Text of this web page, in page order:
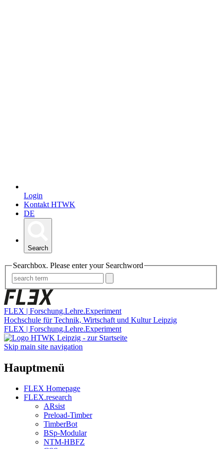
Login
Kontakt HTWK
DE
Search
Searchbox. Please enter your Searchword
FLEX | Forschung.Lehre.Experiment
Hochschule für Technik, Wirtschaft und Kultur Leipzig
FLEX | Forschung.Lehre.Experiment
Skip main site navigation
Hauptmenü
FLEX Homepage
FLEX.research
ARsist
Preload-Timber
TimberBot
BSp-Modular
NTM-HBFZ